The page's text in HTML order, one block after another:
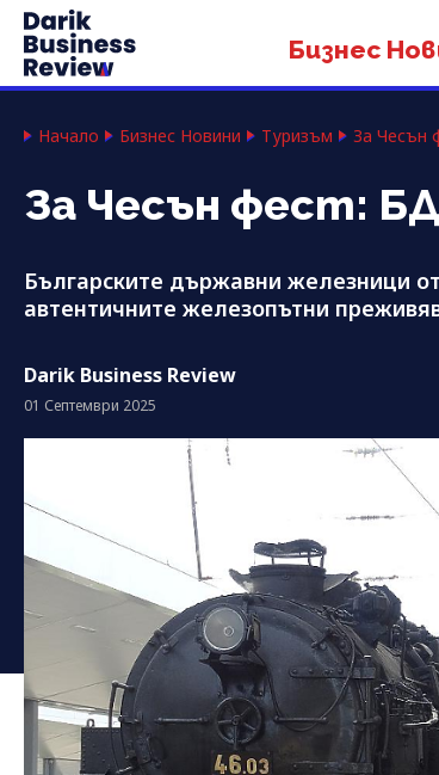
Бизнес
Начало Бизнес Новини Туризъм За Чесън
За Чесън фест:
Българските държавни железници
автентичните железопътни
Darik Business Review
01 Септември 2025